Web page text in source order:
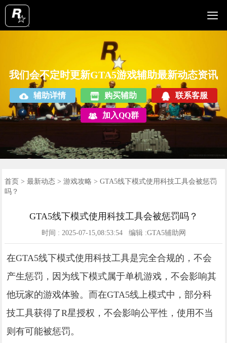

首页
辅助介绍
使用教程
辅助产品
辅助功能
辅助视频
辅助列表
最新动态
查询订单
我们会不定时更新GTA5游戏辅助最新动态资讯
辅助详情 购买辅助 联系客服
加入QQ群
首页 > 最新动态> 游戏攻略 > GTA5线下模式使用科技工具会被惩罚
吗？
GTA5线下模式使用科技工具会被惩罚吗？
时间 : 2025-07-15,08:53:54 编辑 :GTA5辅助网
在GTA5线下模式使用科技工具是完全合规的，不会
产生惩罚，因为线下模式属于单机游戏，不会影响其
他玩家的游戏体验。而在GTA5线上模式中，部分科
技工具获得了R星授权，不会影响公平性，使用不当
则有可能被惩罚。